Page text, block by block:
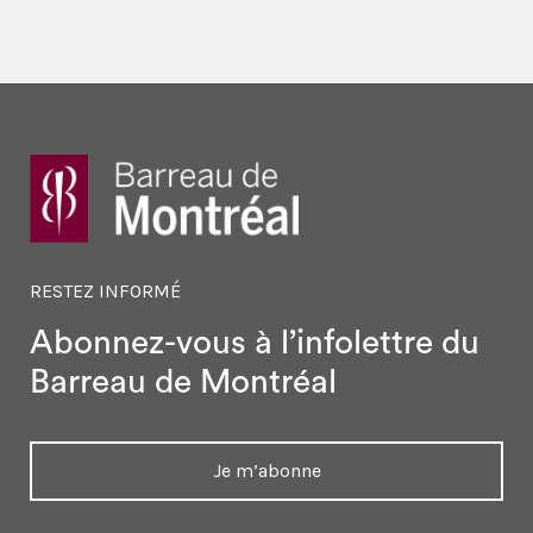
RESTEZ INFORMÉ
Abonnez-vous à l’infolettre du
Barreau de Montréal
Je m’abonne